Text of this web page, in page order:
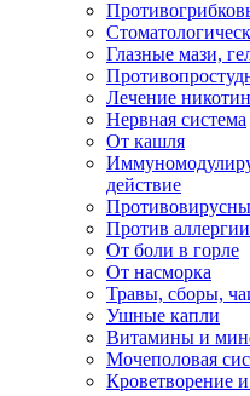
Глазные мази,
Лечение
Нервная система
От кашля
действие
Против аллергии
От боли в горле
От насморка
Травы, сборы,
Ушные капли
Витамины и
Мочеполовая
Кроветворение